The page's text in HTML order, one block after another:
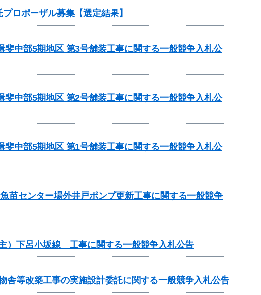
ロポーザル募集【選定結果】
斐中部5期地区 第3号舗装工事に関する一般競争入札公
斐中部5期地区 第2号舗装工事に関する一般競争入札公
斐中部5期地区 第1号舗装工事に関する一般競争入札公
センター場外井戸ポンプ更新工事に関する一般競争
）下呂小坂線 工事に関する一般競争入札公告
舎等改築工事の実施設計委託に関する一般競争入札公告